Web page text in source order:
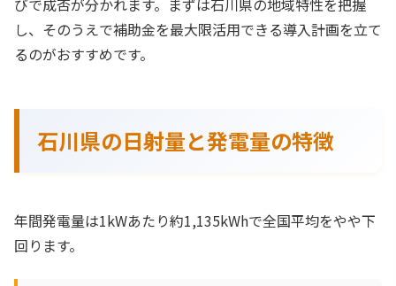
びで成否が分かれます。まずは石川県の地域特性を把握
し、そのうえで補助金を最大限活用できる導入計画を立て
るのがおすすめです。
石川県の日射量と発電量の特徴
年間発電量は1kWあたり約1,135kWhで全国平均をやや下
回ります。